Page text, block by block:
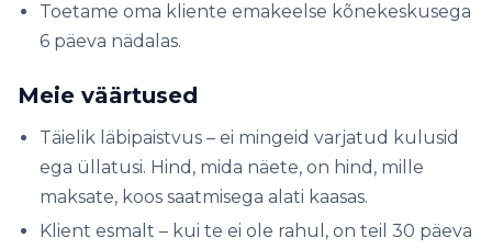
Toetame oma kliente emakeelse kõnekeskusega
6 päeva nädalas.
Meie väärtused
Täielik läbipaistvus – ei mingeid varjatud kulusid
ega üllatusi. Hind, mida näete, on hind, mille
maksate, koos saatmisega alati kaasas.
Klient esmalt – kui te ei ole rahul, on teil 30 päeva